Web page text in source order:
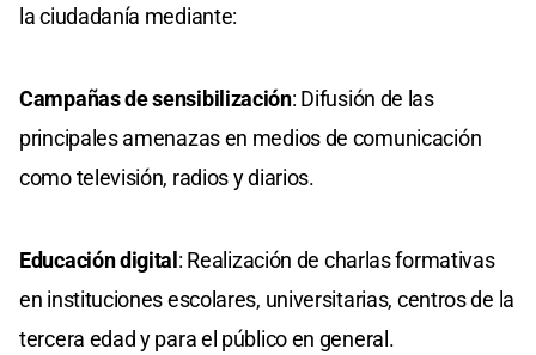
la ciudadanía mediante:
Campañas de sensibilización: Difusión de las
principales amenazas en medios de comunicación
como televisión, radios y diarios.
Educación digital: Realización de charlas formativas
en instituciones escolares, universitarias, centros de la
tercera edad y para el público en general.